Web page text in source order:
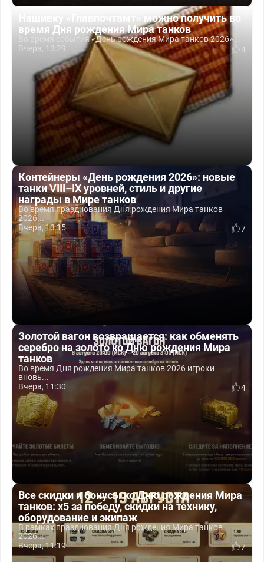
Нашивку «Главпочтамт» можно получить во
время Дня рождения Мира танков
Во время события «День рождения Мира танков 2026»...
Вчера, 13:29
4
Контейнеры «День рождения 2026»: новые
танки VIII–IX уровней, стиль и другие
награды в Мире танков
Во время празднования Дня рождения Мира танков
2026...
Вчера, 13:15
7
Золотой вагон возвращается: как обменять
серебро на золото ко Дню рождения Мира
танков
Во время Дня рождения Мира танков 2026 игроки
вновь...
Вчера, 11:30
4
Все скидки и бонусы ко Дню рождения Мира
танков: x5 за победу, скидки на технику,
оборудование и экипаж
В рамках празднования Дня рождения Мира танков
2026...
Вчера, 11:19
7